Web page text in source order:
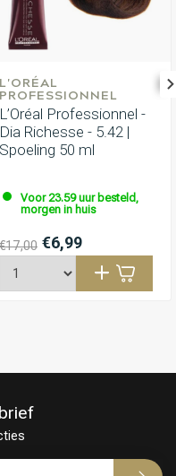
L'ORÉAL
PROFESSIONNEL
L’Oréal Professionnel -
Dia Richesse - 5.42 |
Spoeling 50 ml
Voor 23.59 uur besteld,
morgen in huis
€17,00 €6,99